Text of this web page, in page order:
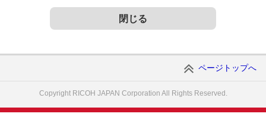
閉じる
ページトップへ
Copyright RICOH JAPAN Corporation All Rights Reserved.